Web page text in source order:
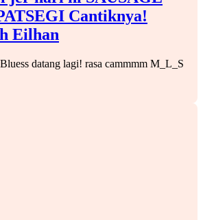
Cantiknya!
Eilhan
datang lagi! rasa cammmm M_L_S